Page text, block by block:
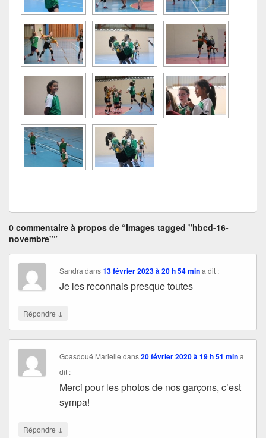
0 commentaire à propos de “Images tagged "hbcd-16-
novembre"”
Sandra dans13 février 2023 à 20 h 54 min a dit :
Je les reconnais presque toutes
Répondre ↓
Goasdoué Marielle dans20 février 2020 à 19 h 51 min a
dit :
Merci pour les photos de nos garçons, c’est
sympa!
Répondre ↓